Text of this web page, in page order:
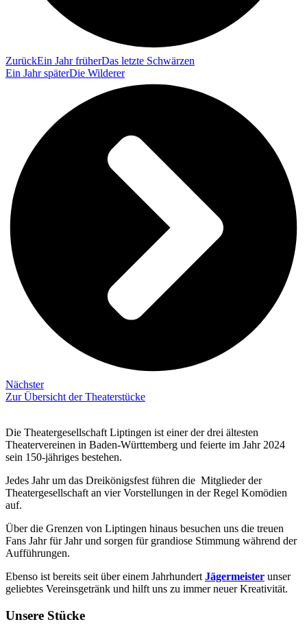
ZurückEin Jahr früherDas letzte Schwärzen
Ein Jahr späterDie Wilderer
Nächster
Zur Übersicht der Theaterstücke
Die Theatergesellschaft Liptingen ist einer der drei ältesten
Theatervereinen in Baden-Württemberg und feierte im Jahr 2024
sein 150-jähriges bestehen.
Jedes Jahr um das Dreikönigsfest führen die Mitglieder der
Theatergesellschaft an vier Vorstellungen in der Regel Komödien
auf.
Über die Grenzen von Liptingen hinaus besuchen uns die treuen
Fans Jahr für Jahr und sorgen für grandiose Stimmung während der
Aufführungen.
Ebenso ist bereits seit über einem Jahrhundert Jägermeister unser
geliebtes Vereinsgetränk und hilft uns zu immer neuer Kreativität.
Unsere Stücke